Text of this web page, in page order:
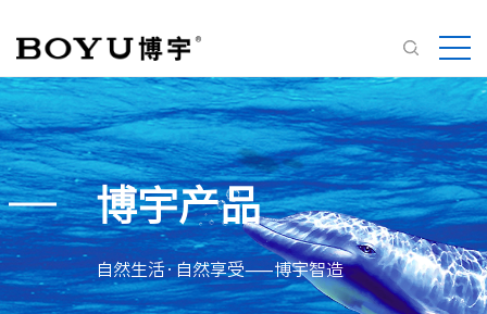
博宇产品
自然生活·自然享受——博宇智造